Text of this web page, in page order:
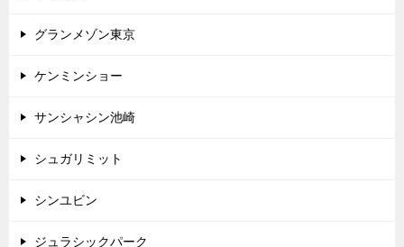
グランメゾン東京
ケンミンショー
サンシャシン池崎
シュガリミット
シンユビン
ジュラシックパーク